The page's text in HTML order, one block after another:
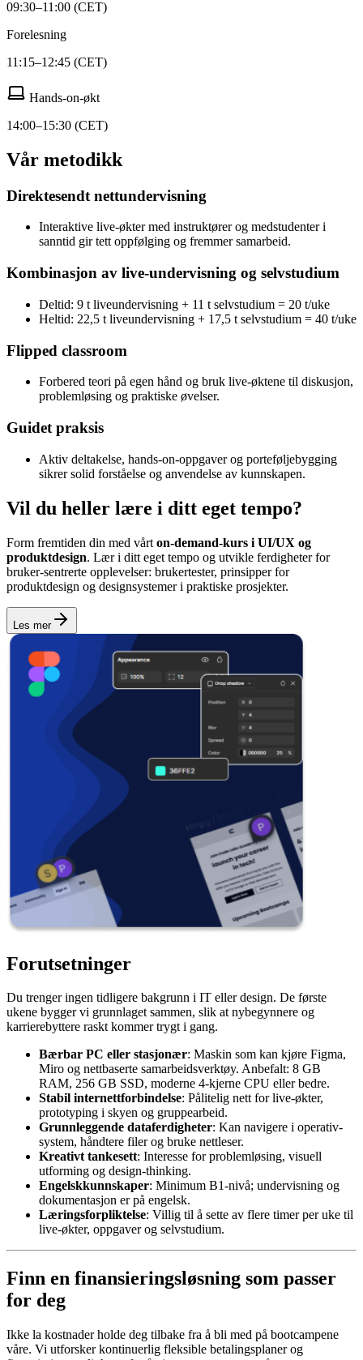
09:30–11:00 (CET)
Forelesning
11:15–12:45 (CET)
Hands-on-økt
14:00–15:30 (CET)
Vår metodikk
Direktesendt nettundervisning
Interaktive live-økter med instruktører og medstudenter i
sanntid gir tett oppfølging og fremmer samarbeid.
Kombinasjon av live-undervisning og selvstudium
Deltid: 9 t liveundervisning + 11 t selvstudium = 20 t/uke
Heltid: 22,5 t liveundervisning + 17,5 t selvstudium = 40 t/uke
Flipped classroom
Forbered teori på egen hånd og bruk live-øktene til diskusjon,
problemløsing og praktiske øvelser.
Guidet praksis
Aktiv deltakelse, hands-on-oppgaver og portefølje­bygging
sikrer solid forståelse og anvendelse av kunnskapen.
Vil du heller lære i ditt eget tempo?
Form fremtiden din med vårt on‑demand‑kurs i UI/UX og
produktdesign. Lær i ditt eget tempo og utvikle ferdigheter for
bruker‑sentrerte opplevelser: brukertester, prinsipper for
produktdesign og designsystemer i praktiske prosjekter.
Les mer
Forutsetninger
Du trenger ingen tidligere bakgrunn i IT eller design. De første
ukene bygger vi grunnlaget sammen, slik at nybegynnere og
karrierebyttere raskt kommer trygt i gang.
Bærbar PC eller stasjonær: Maskin som kan kjøre Figma,
Miro og nettbaserte samarbeidsverktøy. Anbefalt: 8 GB
RAM, 256 GB SSD, moderne 4-kjerne CPU eller bedre.
Stabil internettforbindelse: Pålitelig nett for live-økter,
prototyping i skyen og gruppearbeid.
Grunnleggende dataferdigheter: Kan navigere i operativ­
system, håndtere filer og bruke nettleser.
Kreativt tankesett: Interesse for problemløsing, visuell
utforming og design-thinking.
Engelskkunnskaper: Minimum B1-nivå; undervisning og
dokumentasjon er på engelsk.
Lærings­forpliktelse: Villig til å sette av flere timer per uke til
live-økter, oppgaver og selvstudium.
Finn en finansieringsløsning som passer
for deg
Ikke la kostnader holde deg tilbake fra å bli med på bootcampene
våre. Vi utforsker kontinuerlig fleksible betalingsplaner og